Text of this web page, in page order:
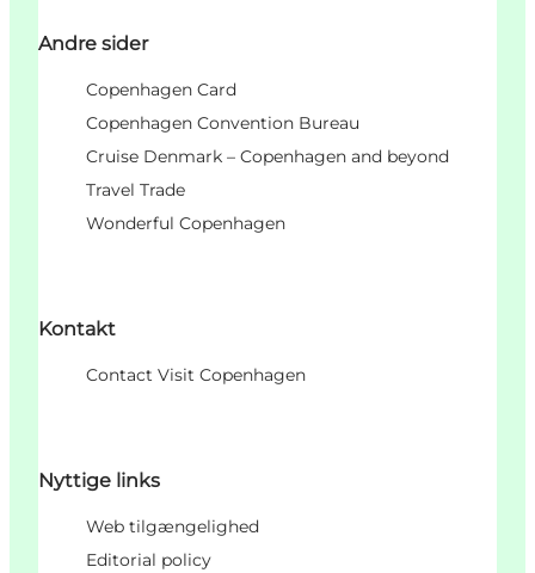
Andre sider
Copenhagen Card
Copenhagen Convention Bureau
Cruise Denmark – Copenhagen and beyond
Travel Trade
Wonderful Copenhagen
Kontakt
Contact Visit Copenhagen
Nyttige links
Web tilgængelighed
Editorial policy